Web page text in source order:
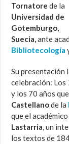
Tornatore de la
Universidad de
Gotemburgo,
Suecia,ante
Bibliotecología
Su presentación
celebración: Los
y los 70 años
Castellanode la
que el
Lastarria, un
los textos de